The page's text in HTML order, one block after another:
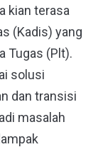
kian terasa
(Kadis) yang
Tugas (Plt).
solusi
dan transisi
masalah